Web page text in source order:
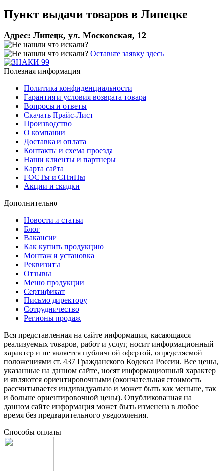
Пункт выдачи товаров в Липецке
Адрес: Липецк, ул. Московская, 12
Оставьте заявку здесь
Полезная информация
Политика конфиденциальности
Гарантия и условия возврата товара
Вопросы и ответы
Скачать Прайс-Лист
Производство
О компании
Доставка и оплата
Контакты и схема проезда
Наши клиенты и партнеры
Карта сайта
ГОСТы и СНиПы
Акции и скидки
Дополнительно
Новости и статьи
Блог
Вакансии
Как купить продукцию
Монтаж и установка
Реквизиты
Отзывы
Меню продукции
Сертификат
Письмо директору
Сотрудничество
Регионы продаж
Вся представленная на сайте информация, касающаяся
реализуемых товаров, работ и услуг, носит информационный
характер и не является публичной офертой, определяемой
положениями ст. 437 Гражданского Кодекса России. Все цены,
указанные на данном сайте, носят информационный характер
и являются ориентировочными (окончательная стоимость
рассчитывается индивидуально и может быть как меньше, так
и больше ориентировочной цены). Опубликованная на
данном сайте информация может быть изменена в любое
время без предварительного уведомления.
Способы оплаты